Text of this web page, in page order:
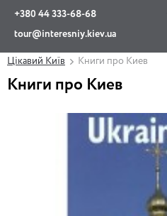
+380 44 333-68-68
tour@interesniy.kiev.ua
Viber
Цікавий Київ Книги про Киев
Книги про Киев